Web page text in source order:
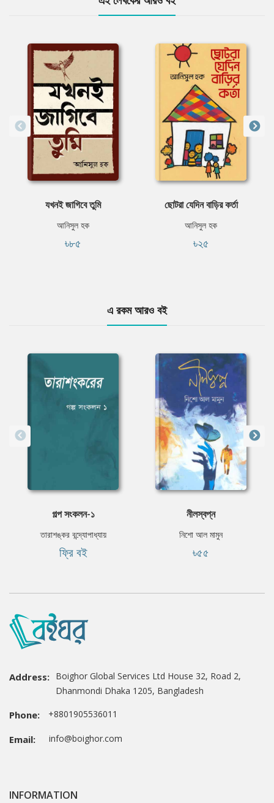
যখনই জাগিবে তুমি
আনিসুল হক
৳৮৫
ছোটরা যেদিন বাড়ির কর্তা
আনিসুল হক
৳২৫
এ রকম আরও বই
গল্প সংকলন-১
তারাশঙ্কর বন্দ্যোপাধ্যায়
ফ্রি বই
নীলস্বপ্ন
নিশো আল মামুন
৳৫৫
Address: Boighor Global Services Ltd House 32, Road 2,
Dhanmondi Dhaka 1205, Bangladesh
Phone: +8801905536011
Email: info@boighor.com
INFORMATION